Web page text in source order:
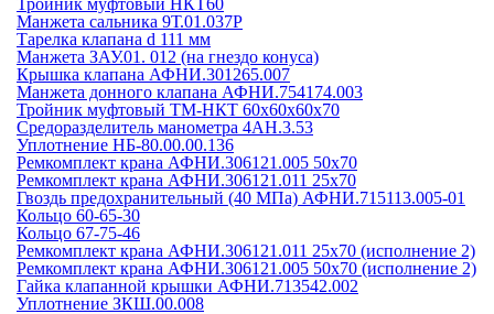
Тройник муфтовый НКТ60
Манжета сальника 9Т.01.037Р
Тарелка клапана d 111 мм
Манжета ЗАУ.01. 012 (на гнездо конуса)
Крышка клапана АФНИ.301265.007
Манжета донного клапана АФНИ.754174.003
Тройник муфтовый ТМ-НКТ 60х60х60х70
Средоразделитель манометра 4АН.3.53
Уплотнение НБ-80.00.00.136
Ремкомплект крана АФНИ.306121.005 50х70
Ремкомплект крана АФНИ.306121.011 25х70
Гвоздь предохранительный (40 МПа) АФНИ.715113.005-01
Кольцо 60-65-30
Кольцо 67-75-46
Ремкомплект крана АФНИ.306121.011 25х70 (исполнение 2)
Ремкомплект крана АФНИ.306121.005 50х70 (исполнение 2)
Гайка клапанной крышки АФНИ.713542.002
Уплотнение ЗКШ.00.008